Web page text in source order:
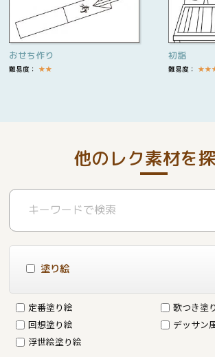
おせち作り
難易度： ★★
初詣
難易度： ★★
他のレク素材を
塗り絵
定番塗り絵
歌つき塗
回想塗り絵
デッサン
浮世絵塗り絵